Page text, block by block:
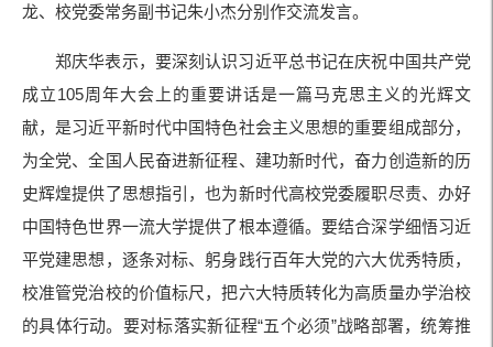
龙、校党委常务副书记朱小杰分别作交流发言。
郑庆华表示，要深刻认识习近平总书记在庆祝中国共产党
成立105周年大会上的重要讲话是一篇马克思主义的光辉文
献，是习近平新时代中国特色社会主义思想的重要组成部分，
为全党、全国人民奋进新征程、建功新时代，奋力创造新的历
史辉煌提供了思想指引，也为新时代高校党委履职尽责、办好
中国特色世界一流大学提供了根本遵循。要结合深学细悟习近
平党建思想，逐条对标、躬身践行百年大党的六大优秀特质，
校准管党治校的价值标尺，把六大特质转化为高质量办学治校
的具体行动。要对标落实新征程“五个必须”战略部署，统筹推